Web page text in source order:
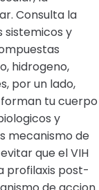
Consulta la
sistemicos y
hidrogeno,
por un lado,
tu cuerpo
y
mecanismo de
que el VIH
profilaxis post-